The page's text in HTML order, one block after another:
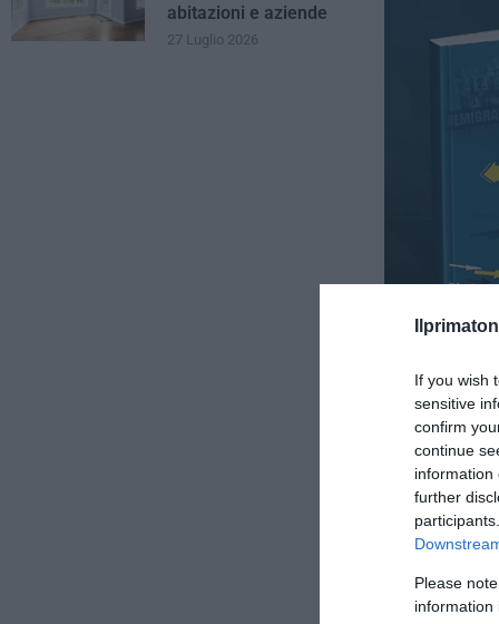
If you wish
sensitive
confirm
continue
information
further
Please
information
Lecce-
abitazioni e aziende
27 Luglio 2026